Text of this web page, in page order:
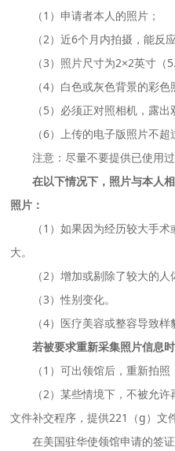
（1）申请者本人的照片；
（2）近6个月内拍摄，能反应
（3）照片尺寸为2×2英寸（
（4）白色或灰色背景的彩色
（5）必须正对照相机，露出
（6）上传的电子版照片不超
注意：尽量不要提供已使用过
在以下情况下，照片与本人
照片：
（1）如果因为经历较大手术
大。
（2）增加或剔除了较大的人
（3）性别变化。
（4）医疗美容或整容导致样
若被要求重新采集照片信息
（1）可出领馆后，重新拍照
（2）某些情境下，不被允许
文件补交程序，提供221（g）文
在美国驻华使领馆申请的签证